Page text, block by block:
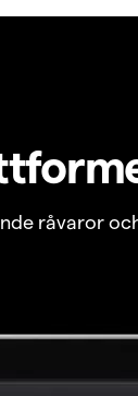
råvaror